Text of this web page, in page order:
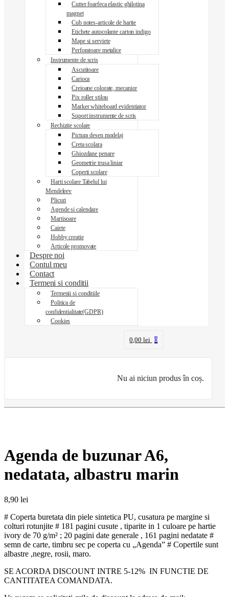
Cutter foarfeca elastic ghilotina
magnet
Cub notes-articole de hartie
Etichete autocolante carton indigo
Mape si serviete
Perforatoare metalice
Instrumente de scris
Ascutitoare
Carioca
Creioane colorate, mecanice
Pix roller stilou
Marker whiteboard evidentiator
Suport instrumente de scris
Rechizite scolare
Pictura desen modelaj
Creta scolara
Ghiozdane penare
Geometrie trusa liniar
Coperti scolare
Harti scolare Tabelul lui
Mendeleev
Plicuri
Agende si calendare
Martisoare
Caiete
Hobby creatie
Articole promovate
Despre noi
Contul meu
Contact
Termeni si conditii
Termenii si conditiile
Politica de
confidentialitate(GDPR)
Cookies
0,00lei 0
Nu ai niciun produs în coș.
Agenda de buzunar A6,
nedatata, albastru marin
8,90 lei
# Coperta buretata din piele sintetica PU, cusatura pe margine si
colturi rotunjite # 181 pagini cusute , tiparite in 1 culoare pe hartie
ivory de 70 g/m² ; 20 pagini date generale , 161 pagini nedatate #
semn de carte, timbru sec pe coperta cu „Agenda” # Copertile sunt
albastre ,negre, rosii, maro.
SE ACORDA DISCOUNT INTRE 5-12% IN FUNCTIE DE
CANTITATEA COMANDATA.